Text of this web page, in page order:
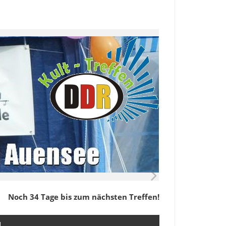
Noch 34 Tage bis zum nächsten Treffen!